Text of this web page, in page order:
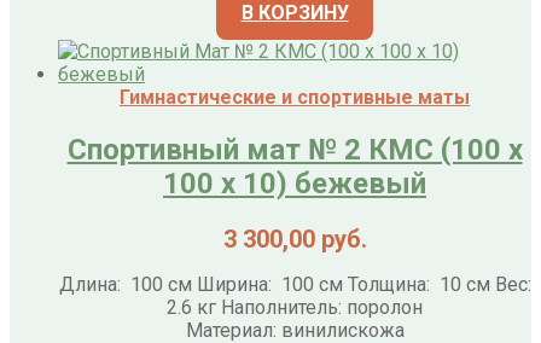
В КОРЗИНУ
Гимнастические и спортивные маты
Спортивный мат № 2 КМС (100 х
100 х 10) бежевый
3 300,00 руб.
Длина: 100 см Ширина: 100 см Толщина: 10 см Вес:
2.6 кг Наполнитель: поролон
Материал: винилискожа